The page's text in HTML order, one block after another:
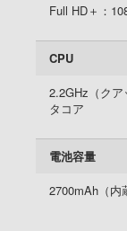
Full HD＋：
CPU
2.2GHz（ク
タコア
電池容量
2700mAh（内